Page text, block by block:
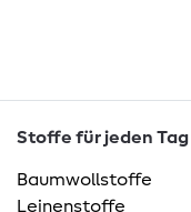
Stoffe für jeden Tag
Baumwollstoffe
Leinenstoffe